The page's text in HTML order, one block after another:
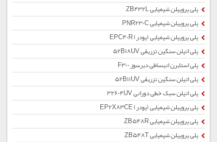
پلی پروپیلن شیمیایی ZB432L
پلی پروپیلن شیمیایی PNR230C
پلی پروپیلن شیمیایی (پودر) EPC40R
پلی اتیلن سنگین تزریقی 52B18UV
پلی استایرن انبساطی دیرسوز F300
پلی اتیلن سنگین تزریقی 52B11UV
پلی اتیلن سبک خطی دورانی 32604UV
پلی پروپیلن شیمیایی (پودر) EP2X83CE
پلی پروپیلن شیمیایی ZB548R
پلی پروپیلن شیمیایی ZB548T